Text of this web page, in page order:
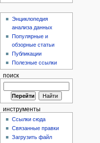
Энциклопедия
анализа данных
Популярные и
обзорные статьи
Публикации
Полезные ссылки
поиск
инструменты
Ссылки сюда
Связанные правки
Загрузить файл